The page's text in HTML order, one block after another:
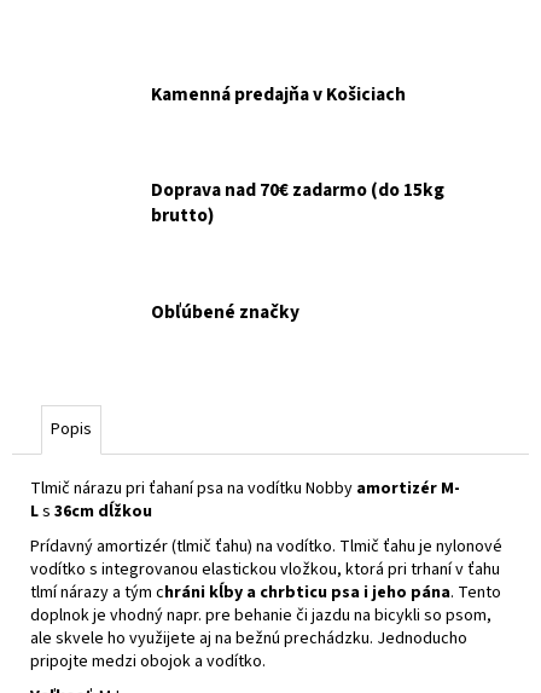
Kamenná predajňa v Košiciach
Doprava nad 70€ zadarmo (do 15kg
brutto)
Obľúbené značky
Popis
Tlmič nárazu pri ťahaní psa na vodítku Nobby amortizér M-
Ls 36cm dĺžkou
Prídavný amortizér (tlmič ťahu) na vodítko. Tlmič ťahu je nylonové
vodítko s integrovanou elastickou vložkou, ktorá pri trhaní v ťahu
tlmí nárazy a tým chráni kĺby a chrbticu psa i jeho pána. Tento
doplnok je vhodný napr. pre behanie či jazdu na bicykli so psom,
ale skvele ho využijete aj na bežnú prechádzku. Jednoducho
pripojte medzi obojok a vodítko.